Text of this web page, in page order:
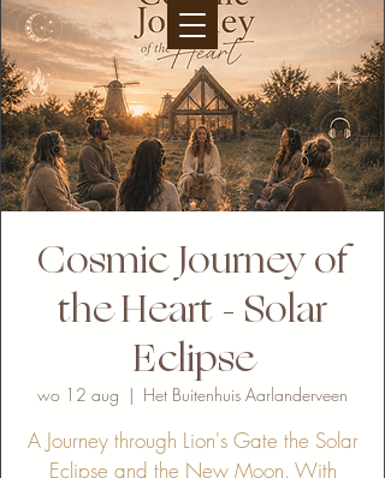
Cosmic Journey of
the Heart - Solar
Eclipse
wo 12 aug
  |
Het Buitenhuis Aarlanderveen
A Journey through Lion's Gate the Solar
Eclipse and the New Moon. With